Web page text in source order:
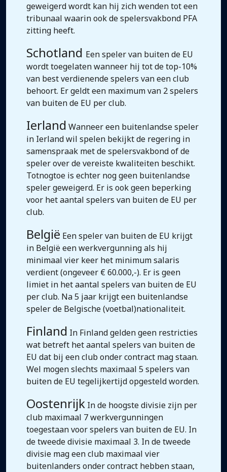
geweigerd wordt kan hij zich wenden tot een
tribunaal waarin ook de spelersvakbond PFA
zitting heeft.
Schotland Een speler van buiten de EU
wordt toegelaten wanneer hij tot de top-10%
van best verdienende spelers van een club
behoort. Er geldt een maximum van 2 spelers
van buiten de EU per club.
Ierland Wanneer een buitenlandse speler
in Ierland wil spelen bekijkt de regering in
samenspraak met de spelersvakbond of de
speler over de vereiste kwaliteiten beschikt.
Totnogtoe is echter nog geen buitenlandse
speler geweigerd. Er is ook geen beperking
voor het aantal spelers van buiten de EU per
club.
België Een speler van buiten de EU krijgt
in België een werkvergunning als hij
minimaal vier keer het minimum salaris
verdient (ongeveer € 60.000,-). Er is geen
limiet in het aantal spelers van buiten de EU
per club. Na 5 jaar krijgt een buitenlandse
speler de Belgische (voetbal)nationaliteit.
Finland In Finland gelden geen restricties
wat betreft het aantal spelers van buiten de
EU dat bij een club onder contract mag staan.
Wel mogen slechts maximaal 5 spelers van
buiten de EU tegelijkertijd opgesteld worden.
Oostenrijk In de hoogste divisie zijn per
club maximaal 7 werkvergunningen
toegestaan voor spelers van buiten de EU. In
de tweede divisie maximaal 3. In de tweede
divisie mag een club maximaal vier
buitenlanders onder contract hebben staan,